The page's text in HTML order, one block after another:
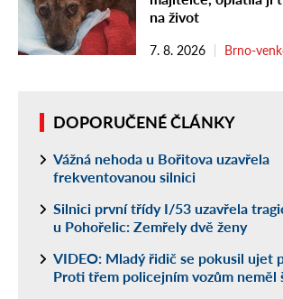
na život
7. 8. 2026 Brno-
DOPORUČENÉ ČLÁNKY
Vážná nehoda u Bořitova uzavřela
frekventovanou silnici
Silnici první třídy I/53 uzavřela
u Pohořelic: Zemřely dvě ženy
VIDEO: Mladý řidič se pokusil ujet
Proti třem policejním vozům neměl